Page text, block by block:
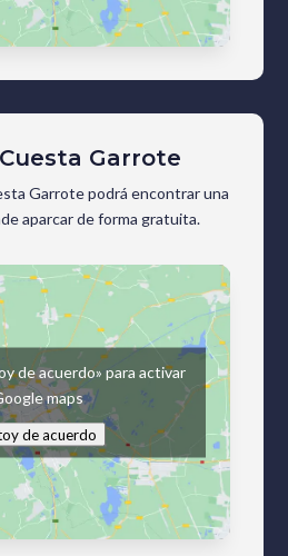
Garrote
Garrote podrá encontrar una
aparcar de forma gratuita.
de acuerdo» para activar
maps
de acuerdo